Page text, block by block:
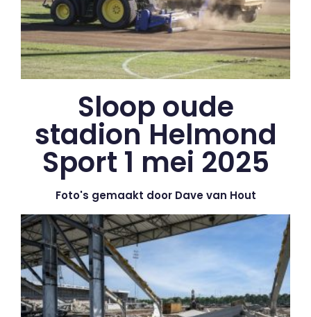
Sloop oude
stadion Helmond
Sport 1 mei 2025
Foto's gemaakt door Dave van Hout